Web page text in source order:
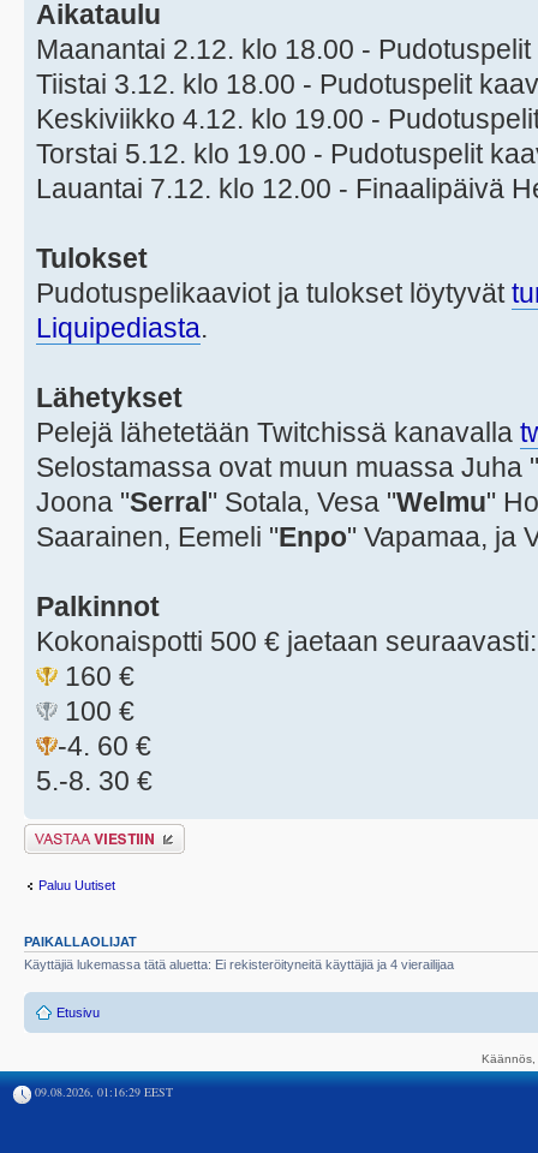
Aikataulu
Maanantai 2.12. klo 18.00 -
Tiistai 3.12. klo 18.00 - Pudotuspelit
Keskiviikko 4.12. klo 19.00 -
Torstai 5.12. klo 19.00 - Pudotuspelit
Lauantai 7.12. klo 12.00 - Finaalipäivä
Tulokset
Pudotuspelikaaviot ja tulokset löytyvät
Liquipediasta.
Lähetykset
Pelejä lähetetään Twitchissä kanavalla
Selostamassa ovat muun muassa Juha "
Joona "Serral" Sotala, Vesa "Welmu"
Saarainen, Eemeli "Enpo" Vapamaa, ja
Palkinnot
Kokonaispotti 500 € jaetaan seuraavasti:
160 €
100 €
-4. 60 €
5.-8. 30 €
Lähetä vastaus
Paluu Uutiset
PAIKALLAOLIJAT
Käyttäjiä lukemassa tätä aluetta: Ei rekisteröityneitä käyttäjiä ja 4 vierailijaa
Etusivu
09.08.2026, 01:16:29 EEST